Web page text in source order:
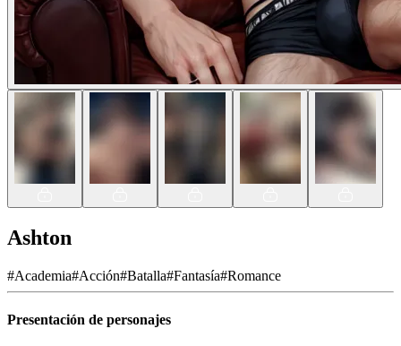
Ashton
#Academia#Acción#Batalla#Fantasía#Romance
Presentación de personajes